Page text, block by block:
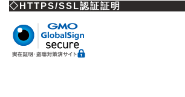
◇HTTPS/SSL認証証明